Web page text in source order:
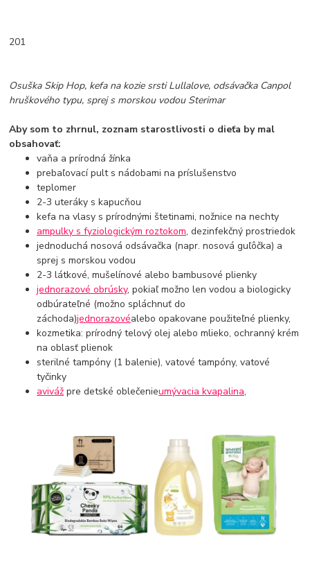
201
Osuška Skip Hop, kefa na kozie srsti Lullalove, odsávačka Canpol
hruškového typu, sprej s morskou vodou Sterimar
Aby som to zhrnul, zoznam starostlivosti o dieťa by mal
obsahovať:
vaňa a prírodná žínka
prebaľovací pult s nádobami na príslušenstvo
teplomer
2-3 uteráky s kapucňou
kefa na vlasy s prírodnými štetinami, nožnice na nechty
ampulky s fyziologickým roztokom, dezinfekčný prostriedok
jednoduchá nosová odsávačka (napr. nosová guľôčka) a
sprej s morskou vodou
2-3 látkové, mušelínové alebo bambusové plienky
jednorazové obrúsky, pokiaľ možno len vodou a biologicky
odbúrateľné (možno spláchnuť do
záchoda)jednorazovéalebo opakovane použiteľné plienky,
kozmetika: prírodný telový olej alebo mlieko, ochranný krém
na oblasť plienok
sterilné tampóny (1 balenie), vatové tampóny, vatové
tyčinky
aviváž pre detské oblečenieumývacia kvapalina,